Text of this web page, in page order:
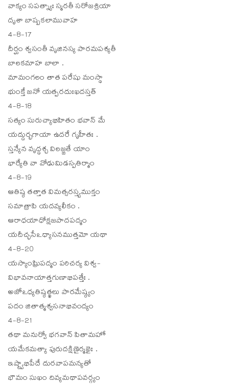
వాక్యం సపత్న్యాః స్మరతీ సరోజశ్రియా
దృశా బాష్పకలామువాహ
4-8-17
దీర్ఘం శ్వసంతీ వృజినస్య పారమపశ్యతీ
బాలకమాహ బాలా .
మామంగలం తాత పరేషు మంస్థా
భుంక్తే జనో యత్పరదుఃఖదస్తత్
4-8-18
సత్యం సురుచ్యాభిహితం భవాన్ మే
యద్దుర్భగాయా ఉదరే గృహీతః .
స్తన్యేన వృద్ధశ్చ విలజ్జతే యాం
భార్యేతి వా వోఢుమిడస్పతిర్మాం
4-8-19
ఆతిష్ఠ తత్తాత విమత్సరస్త్వముక్తం
సమాత్రాపి యదవ్యలీకం .
ఆరాధయాధోక్షజపాదపద్మం
యదీచ్ఛసేఽధ్యాసనముత్తమో యథా
4-8-20
యస్యాంఘ్రిపద్మం పరిచర్య విశ్వ-
విభావనాయాత్తగుణాభిపత్తేః .
అజోఽధ్యతిష్ఠత్ఖలు పారమేష్ఠ్యం
పదం జితాత్మశ్వసనాభివంద్యం
4-8-21
తథా మనుర్వో భగవాన్ పితామహో
యమేకమత్యా పురుదక్షిణైర్మఖైః .
ఇష్ట్వాభిపేదే దురవాపమన్యతో
భౌమం సుఖం దివ్యమథాపవర్గ్యం